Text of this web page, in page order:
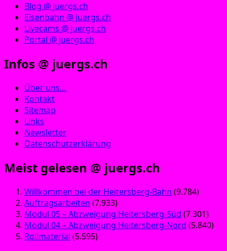
Blog @ juergs.ch
Eisenbahn @ juergs.ch
Livecams @ juergs.ch
Portal @ juergs.ch
Infos @ juergs.ch
Über uns…
Kontakt
Sitemap
Links
Newsletter
Datenschutzerklärung
Meist gelesen @ juergs.ch
Willkommen bei der Heitersberg-Bahn (9.784)
Auftragsarbeiten (7.933)
Modul 05 – Abzweigung Heitersberg-Süd (7.301)
Modul 04 – Abzweigung Heitersberg-Nord (5.840)
Rollmaterial (5.595)